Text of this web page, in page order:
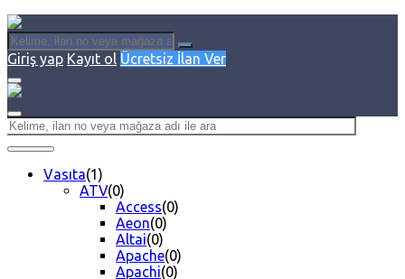
Giriş yap Kayıt ol Ücretsiz İlan Ver
Vasıta(1)
ATV(0)
Access(0)
Aeon(0)
Altai(0)
Apache(0)
Apachi(0)